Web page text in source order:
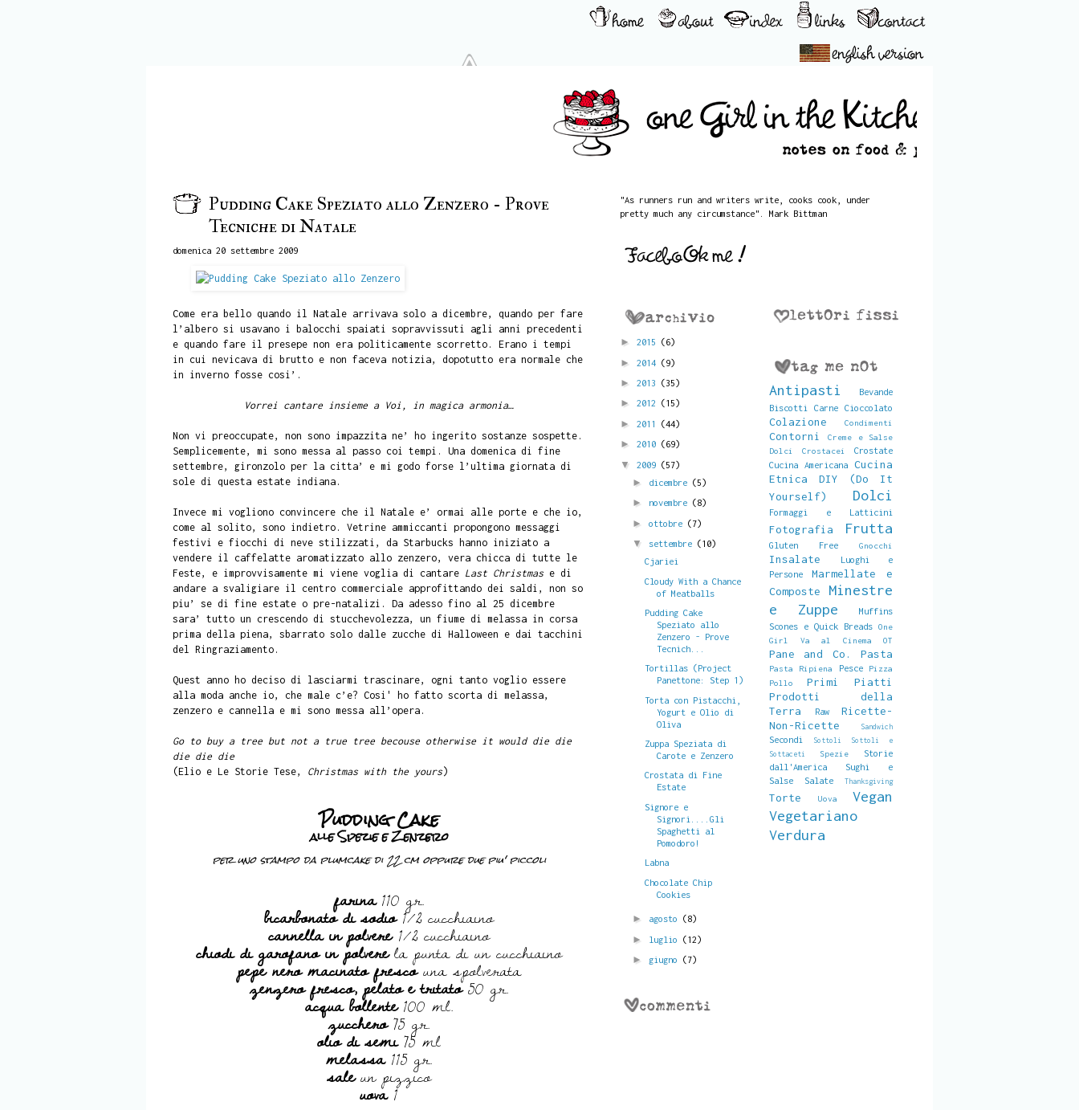
Pudding Cake Speziato allo Zenzero - Prove
Tecniche di Natale
domenica 20 settembre 2009
Come era bello quando il Natale arrivava solo a dicembre, quando per fare
l’albero si usavano i balocchi spaiati sopravvissuti agli anni precedenti
e quando fare il presepe non era politicamente scorretto. Erano i tempi
in cui nevicava di brutto e non faceva notizia, dopotutto era normale che
in inverno fosse cosi’.
Vorrei cantare insieme a Voi, in magica armonia…
Non vi preoccupate, non sono impazzita ne’ ho ingerito sostanze sospette.
Semplicemente, mi sono messa al passo coi tempi. Una domenica di fine
settembre, gironzolo per la citta’ e mi godo forse l’ultima giornata di
sole di questa estate indiana.
Invece mi vogliono convincere che il Natale e’ ormai alle porte e che io,
come al solito, sono indietro. Vetrine ammiccanti propongono messaggi
festivi e fiocchi di neve stilizzati, da Starbucks hanno iniziato a
vendere il caffelatte aromatizzato allo zenzero, vera chicca di tutte le
Feste, e improvvisamente mi viene voglia di cantare Last Christmase di
andare a svaligiare il centro commerciale approfittando dei saldi, non so
piu’ se di fine estate o pre-natalizi. Da adesso fino al 25 dicembre
sara’ tutto un crescendo di stucchevolezza, un fiume di melassa in corsa
prima della piena, sbarrato solo dalle zucche di Halloween e dai tacchini
del Ringraziamento.
Quest anno ho deciso di lasciarmi trascinare, ogni tanto voglio essere
alla moda anche io, che male c’e? Cosi' ho fatto scorta di melassa,
zenzero e cannella e mi sono messa all’opera.
Go to buy a tree but not a true tree becouse otherwise it would die die
die die die
(Elio e Le Storie Tese, Christmas with the yours)
Pudding Cake
alle Spezie e Zenzero
per uno stampo da plumcake di 22 cm oppure due piu' piccoli
farina110 gr.
bicarbonato di sodio1/2 cucchiaino
cannella in polvere1/2 cucchiaino
chiodi di garofano in polverela punta di un cucchiaino
pepe nero macinato frescouna spolverata
zenzero fresco, pelato e tritato50 gr.
acqua bollente100 ml.
zucchero75 gr.
olio di semi75 ml
melassa115 gr.
saleun pizzico
uova1
"As runners run and writers write, cooks cook, under
pretty much any circumstance". Mark Bittman
► 2015 (6)
► 2014 (9)
► 2013 (35)
► 2012 (15)
► 2011 (44)
► 2010 (69)
▼ 2009 (57)
► dicembre (5)
► novembre (8)
► ottobre (7)
▼ settembre (10)
Cjariei
Cloudy With a Chance
of Meatballs
Pudding Cake
Speziato allo
Zenzero - Prove
Tecnich...
Tortillas (Project
Panettone: Step 1)
Torta con Pistacchi,
Yogurt e Olio di
Oliva
Zuppa Speziata di
Carote e Zenzero
Crostata di Fine
Estate
Signore e
Signori....Gli
Spaghetti al
Pomodoro!
Labna
Chocolate Chip
Cookies
► agosto (8)
► luglio (12)
► giugno (7)
Antipasti
Bevande
Biscotti
Carne Cioccolato
Colazione Condimenti
Contorni
Creme e Salse
Dolci
Crostacei
Crostate
Cucina Americana
Cucina
Etnica
DIY (Do It
Yourself)
Dolci
Formaggi e Latticini
Fotografia Frutta
Gluten Free Gnocchi
Insalate
Luoghi e
Persone
Marmellate e
Composte
Minestre
e Zuppe
Muffins
Scones e Quick Breads One
Girl Va al Cinema
OT
Pane and Co. Pasta
Pasta Ripiena Pesce
Pizza
Pollo
Primi Piatti
Prodotti della
Terra
Raw
Ricette-
Non-Ricette
Sandwich
Secondi Sottoli
Sottoli e
Sottaceti
Spezie
Storie
dall'America
Sughi e
Salse Salate
Thanksgiving
Torte Uova
Vegan
Vegetariano
Verdura